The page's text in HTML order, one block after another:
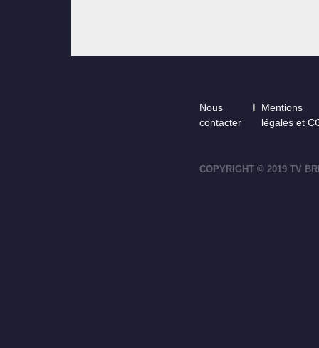
Footer
Nous
contacter
Mentions
légales et
COPYRIGHT © 2019 TV